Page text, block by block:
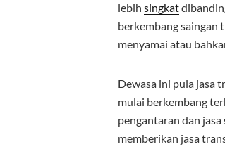
lebih singkat
berkembang saingan
menyamai atau
Dewasa ini pula jasa
mulai berkembang
pengantaran dan
memberikan jasa